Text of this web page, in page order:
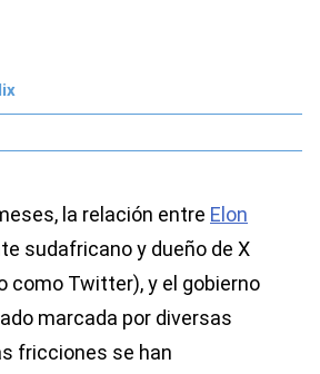
la relación entre Elon
sudafricano y dueño de X
como Twitter), y el gobierno
marcada por diversas
fricciones se han